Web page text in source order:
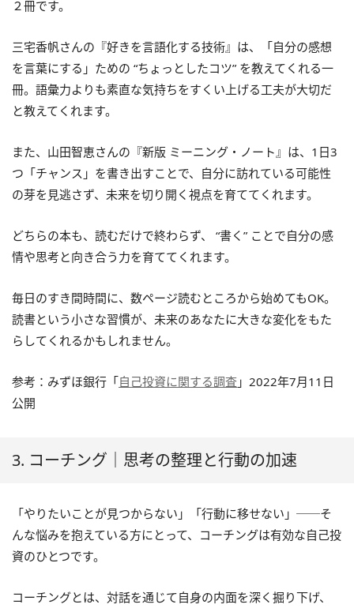
２冊です。
三宅香帆さんの『好きを言語化する技術』は、「自分の感想
を言葉にする」ための “ちょっとしたコツ” を教えてくれる一
冊。語彙力よりも素直な気持ちをすくい上げる工夫が大切だ
と教えてくれます。
また、山田智恵さんの『新版 ミーニング・ノート』は、1日3
つ「チャンス」を書き出すことで、自分に訪れている可能性
の芽を見逃さず、未来を切り開く視点を育ててくれます。
どちらの本も、読むだけで終わらず、 “書く” ことで自分の感
情や思考と向き合う力を育ててくれます。
毎日のすき間時間に、数ページ読むところから始めてもOK。
読書という小さな習慣が、未来のあなたに大きな変化をもた
らしてくれるかもしれません。
参考：みずほ銀行「自己投資に関する調査 」2022年7月11日
公開
3. コーチング｜思考の整理と行動の加速
「やりたいことが見つからない」「行動に移せない」──そ
んな悩みを抱えている方にとって、コーチングは有効な自己投
資のひとつです。
コーチングとは、対話を通じて自身の内面を深く掘り下げ、